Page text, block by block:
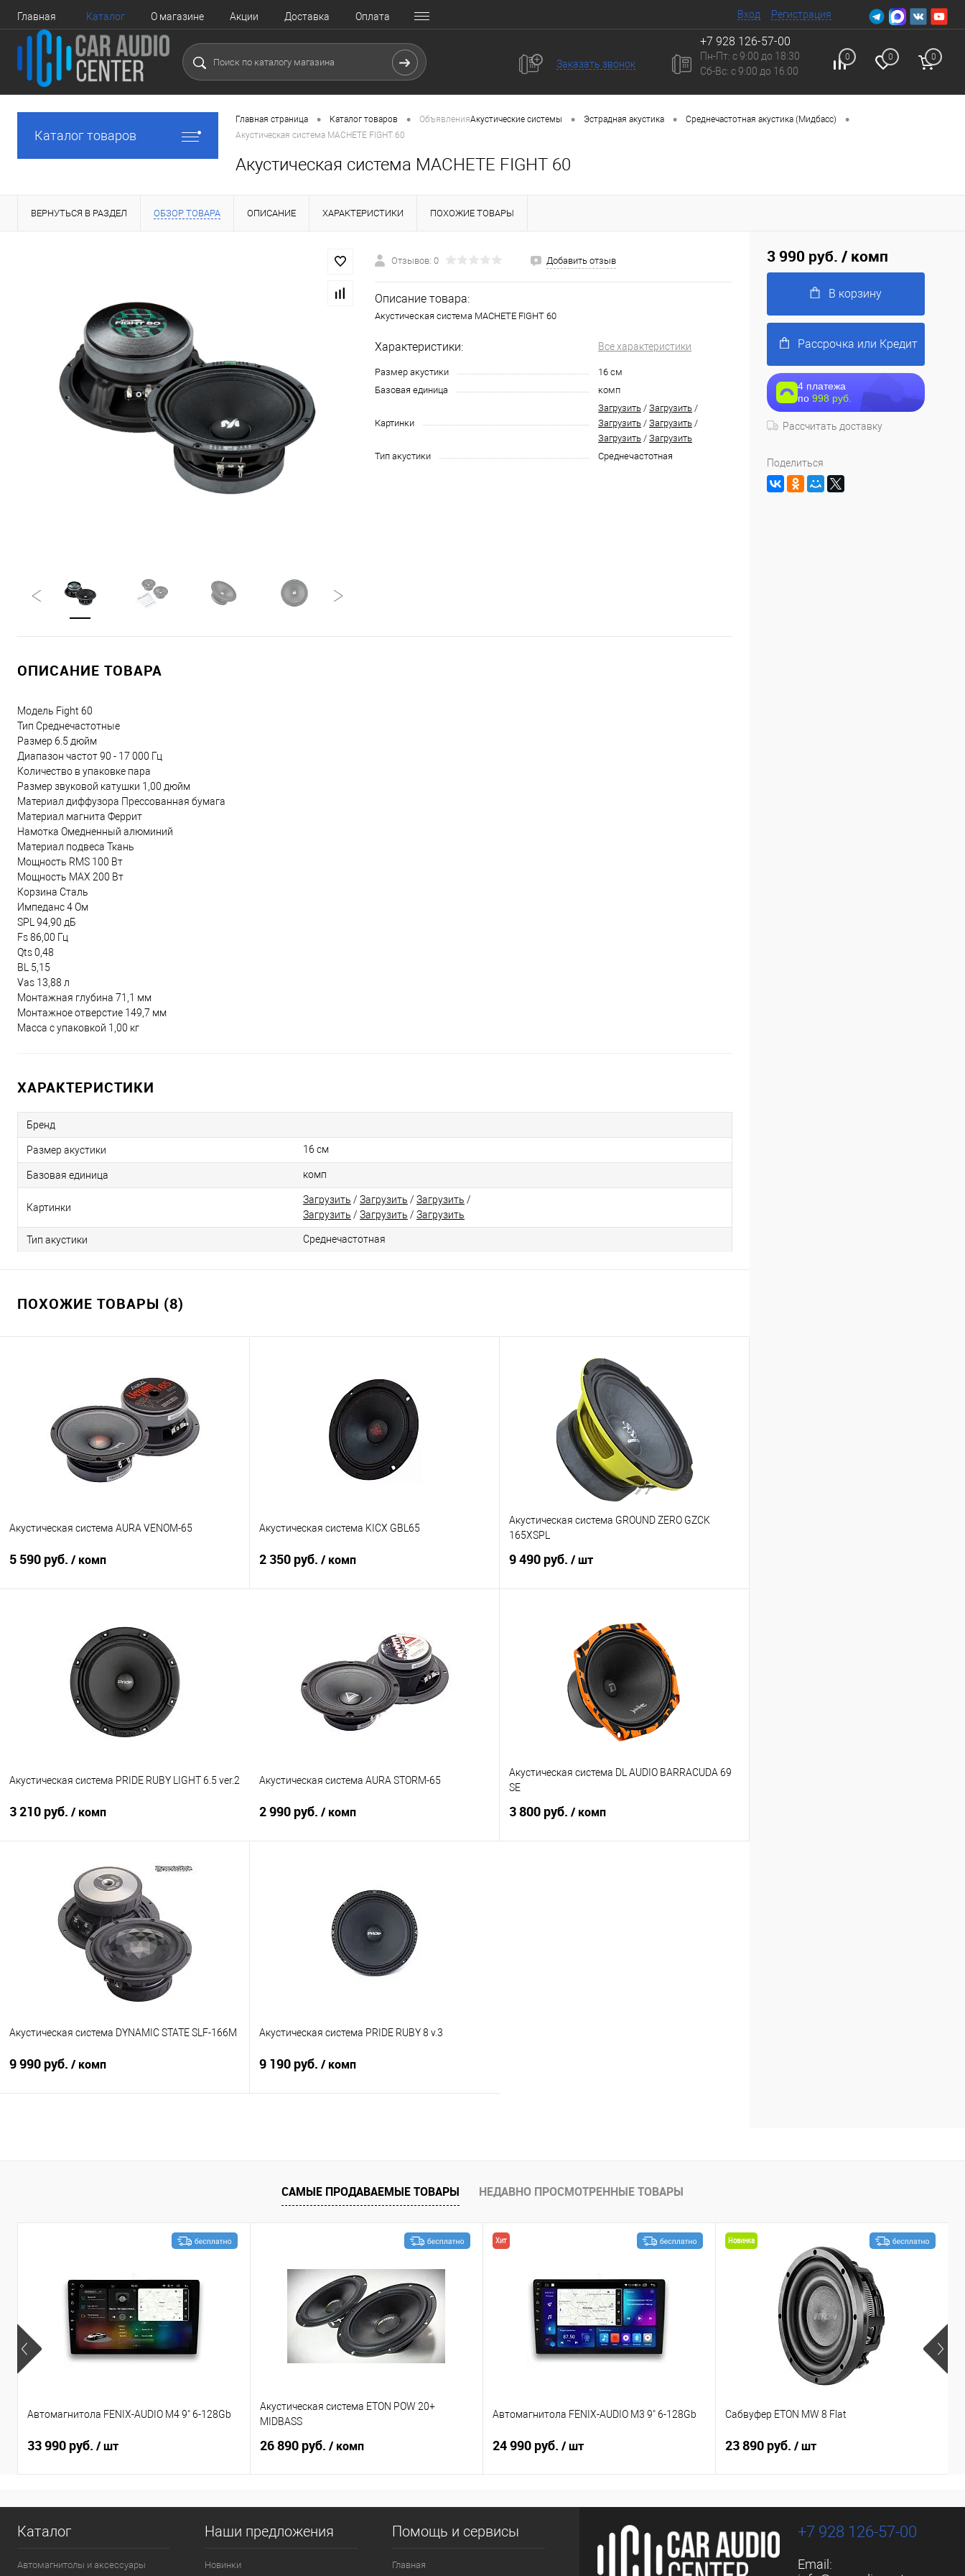
Главная Каталог О магазине Акции Доставка Оплата Вход Регистрация
Заказать звонок
+7 928 126-57-00
Пн-Пт: с 9:00 до 18:30
Сб-Вc: с 9:00 до 16:00
0 0 0
Каталог товаров
Главная страница • Каталог товаров • ОбъявленияАкустические системы • Эстрадная акустика • Среднечастотная акустика (Мидбасс) •
Акустическая система MACHETE FIGHT 60
Акустическая система MACHETE FIGHT 60
ВЕРНУТЬСЯ В РАЗДЕЛ ОБЗОР ТОВАРА ОПИСАНИЕ ХАРАКТЕРИСТИКИ ПОХОЖИЕ ТОВАРЫ
Отзывов: 0 Добавить отзыв
Описание товара:
Акустическая система MACHETE FIGHT 60
Характеристики: Все характеристики
Размер акустики
16 см
Базовая единица
комп
Картинки
Загрузить / Загрузить /
Загрузить / Загрузить /
Загрузить / Загрузить
Тип акустики
Среднечастотная
ОПИСАНИЕ ТОВАРА
Модель Fight 60
Тип Среднечастотные
Размер 6.5 дюйм
Диапазон частот 90 - 17 000 Гц
Количество в упаковке пара
Размер звуковой катушки 1,00 дюйм
Материал диффузора Прессованная бумага
Материал магнита Феррит
Намотка Омедненный алюминий
Материал подвеса Ткань
Мощность RMS 100 Вт
Мощность MAX 200 Вт
Корзина Сталь
Импеданс 4 Ом
SPL 94,90 дБ
Fs 86,00 Гц
Qts 0,48
BL 5,15
Vas 13,88 л
Монтажная глубина 71,1 мм
Монтажное отверстие 149,7 мм
Масса с упаковкой 1,00 кг
ХАРАКТЕРИСТИКИ
Бренд
Размер акустики 16 см
Базовая единица комп
Картинки
Загрузить / Загрузить / Загрузить /
Загрузить / Загрузить / Загрузить
Тип акустики Среднечастотная
ПОХОЖИЕ ТОВАРЫ (8)
Акустическая система AURA VENOM-65
5 590 руб. / комп
В избранное
Акустическая система KICX GBL65
2 350 руб. / комп
В избранное
Акустическая система GROUND ZERO GZCK
165XSPL
9 490 руб. / шт
В избранное
Акустическая система PRIDE RUBY LIGHT 6.5 ver.2
3 210 руб. / комп
В корзину
Сравнение В избранное
Акустическая система AURA STORM-65
2 990 руб. / комп
В избранное
Акустическая система DL AUDIO BARRACUDA 69
SE
3 800 руб. / комп
Акустическая система DYNAMIC STATE SLF-166M
9 990 руб. / комп
Сравнение В избранное
Акустическая система PRIDE RUBY 8 v.3
9 190 руб. / комп
Сравнение В избранное
3 990 руб. / комп
В корзину
Рассрочка или Кредит
4 платежа
по 998 руб.
Рассчитать доставку
Поделиться
САМЫЕ ПРОДАВАЕМЫЕ ТОВАРЫ НЕДАВНО ПРОСМОТРЕННЫЕ ТОВАРЫ
Автомагнитола FENIX-AUDIO M4 9" 6-128Gb
33 990 руб. / шт
Акустическая система ETON POW 20+
MIDBASS
26 890 руб. / комп
Хит
Автомагнитола FENIX-AUDIO M3 9" 6-128Gb
24 990 руб. / шт
Новинка
Сабвуфер ETON MW 8 Flat
23 890 руб. / шт
Каталог
Автомагнитолы и аксессуары
Наши предложения
Новинки
Помощь и сервисы
Главная
+7 928 126-57-00
Email: